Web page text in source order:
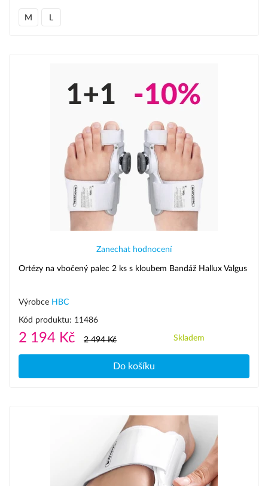
M L
Zanechat hodnocení
Ortézy na vbočený palec 2 ks s kloubem Bandáž Hallux Valgus
Výrobce HBC
Kód produktu: 11486
2 194 Kč 2 494 Kč Skladem
Do košíku